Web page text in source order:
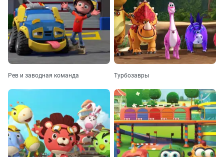
Рев и заводная команда Турбозавры